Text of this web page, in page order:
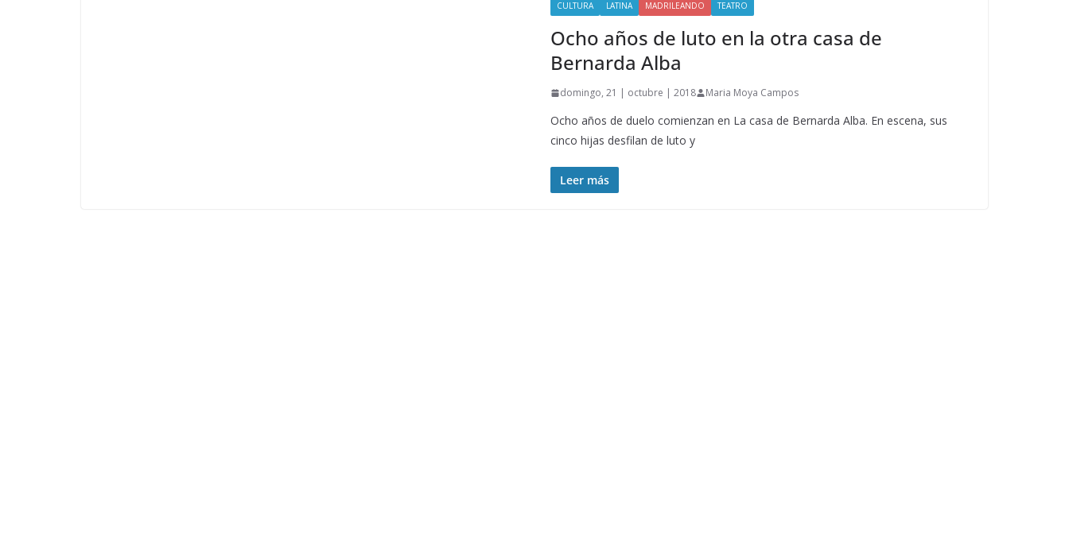
CULTURA LATINA MADRILEANDO TEATRO
Ocho años de luto en la otra casa de
Bernarda Alba
domingo, 21 | octubre | 2018 Maria Moya Campos
Ocho años de duelo comienzan en La casa de Bernarda Alba. En escena, sus
cinco hijas desfilan de luto y
Leer más